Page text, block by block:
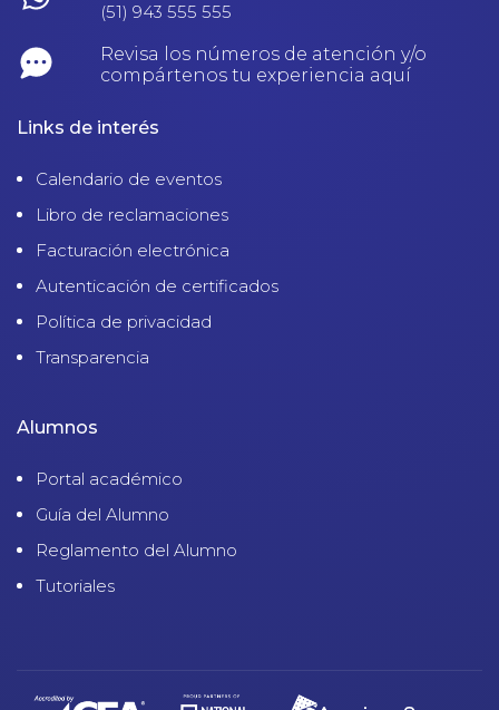
(51) 943 555 555
Revisa los números de atención y/o
compártenos tu experiencia aquí
Links de interés
Calendario de eventos
Libro de reclamaciones
Facturación electrónica
Autenticación de certificados
Política de privacidad
Transparencia
Alumnos
Portal académico
Guía del Alumno
Reglamento del Alumno
Tutoriales